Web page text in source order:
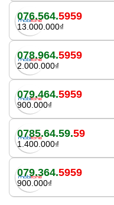
076.564.5959
13.000.000₫
078.964.5959
2.000.000₫
079.464.5959
900.000₫
0785.64.59.59
1.400.000₫
079.364.5959
900.000₫